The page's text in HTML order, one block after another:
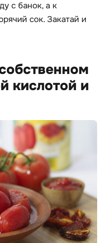
с банок, а к
сок. Закатай и
кислотой и